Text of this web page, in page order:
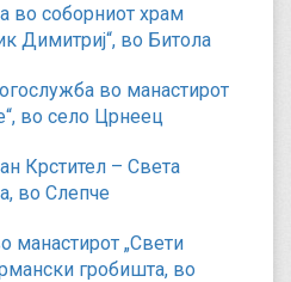
во соборниот храм
Димитриј“, во Битола
во манастирот
во село Црнеец
Крстител – Света
во Слепче
манастирот „Свети
гробишта, во